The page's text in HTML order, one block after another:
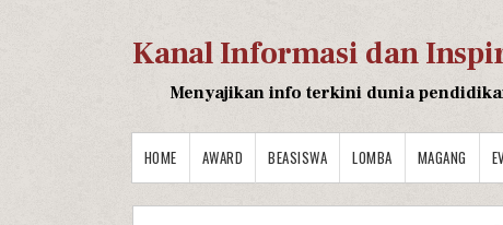
Kanal Informasi dan
Menyajikan info terkini dunia
HOME AWARD BEASISWA LOMBA MAGANG